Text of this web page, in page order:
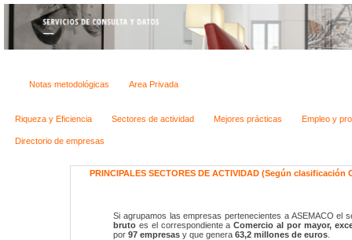
Notas metodológicas Area Privada
Riqueza y Eficiencia Sectores de actividad Mejores prácticas Empleo y
Directorio de empresas
PRINCIPALES SECTORES DE ACTIVIDAD (Según clasificación
Si agrupamos las empresas pertenecientes a ASEMACO el
bruto es el correspondiente aComercio al por mayor,
por 97 empresas y que genera 63,2 millones de euros